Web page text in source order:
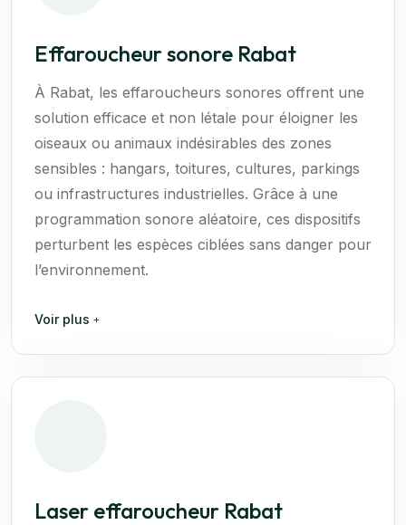
Effaroucheur sonore Rabat
À Rabat, les effaroucheurs sonores offrent une
solution efficace et non létale pour éloigner les
oiseaux ou animaux indésirables des zones
sensibles : hangars, toitures, cultures, parkings
ou infrastructures industrielles. Grâce à une
programmation sonore aléatoire, ces dispositifs
perturbent les espèces ciblées sans danger pour
l’environnement.
Voir plus
Laser effaroucheur Rabat